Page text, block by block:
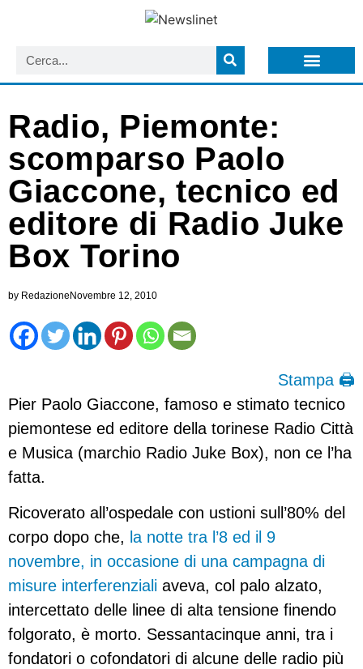
Radio, Piemonte:
scomparso Paolo
Giaccone, tecnico ed
editore di Radio Juke
Box Torino
by RedazioneNovembre 12, 2010
Stampa 🖨
Pier Paolo Giaccone, famoso e stimato tecnico
piemontese ed editore della torinese Radio Città
e Musica (marchio Radio Juke Box), non ce l’ha
fatta.
Ricoverato all’ospedale con ustioni sull’80% del
corpo dopo che, la notte tra l’8 ed il 9
novembre, in occasione di una campagna di
misure interferenziali aveva, col palo alzato,
intercettato delle linee di alta tensione finendo
folgorato, è morto. Sessantacinque anni, tra i
fondatori o cofondatori di alcune delle radio più